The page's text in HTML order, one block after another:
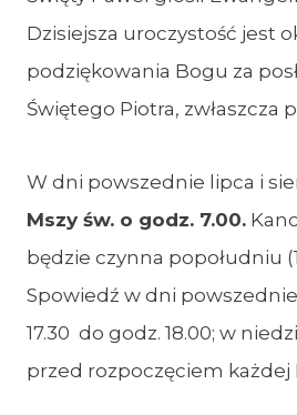
Dzisiejsza uroczystość jest
podziękowania Bogu za
Świętego Piotra, zwłaszcza
W dni powszednie lipca i
Mszy św. o godz. 7.00.
będzie czynna popołudniu
Spowiedź w dni
17.30 do godz. 18.00; w
przed rozpoczęciem każdej